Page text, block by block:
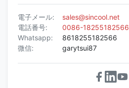
電子メール:
sales@sincool.net
電話番号:
0086-18255182566
Whatsapp:
8618255182566
微信:
garytsui87